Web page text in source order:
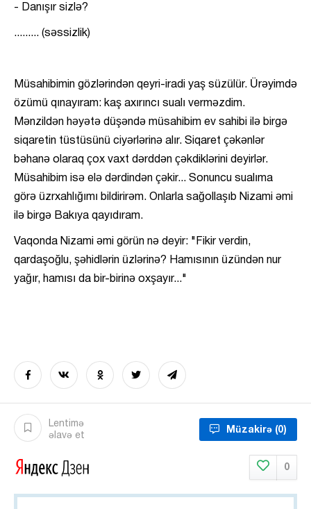
- Danışır sizlə?
......... (səssizlik)
Müsahibimin gözlərindən qeyri-iradi yaş süzülür. Ürəyimdə
özümü qınayıram: kaş axırıncı sualı verməzdim.
Mənzildən həyətə düşəndə müsahibim ev sahibi ilə birgə
siqaretin tüstüsünü ciyərlərinə alır. Siqaret çəkənlər
bəhanə olaraq çox vaxt dərddən çəkdiklərini deyirlər.
Müsahibim isə elə dərdindən çəkir... Sonuncu sualıma
görə üzrxahlığımı bildirirəm. Onlarla sağollaşıb Nizami əmi
ilə birgə Bakıya qayıdıram.
Vaqonda Nizami əmi görün nə deyir: "Fikir verdin,
qardaşoğlu, şəhidlərin üzlərinə? Hamısının üzündən nur
yağır, hamısı da bir-birinə oxşayır..."
Lentimə
əlavə et
Müzakirə (0)
0